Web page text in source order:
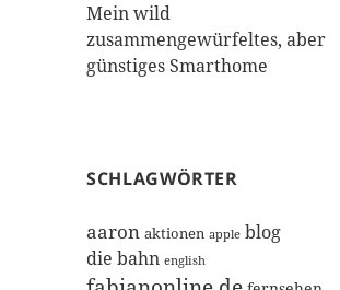
Mein wild
zusammengewürfeltes, aber
günstiges Smarthome
SCHLAGWÖRTER
aaron aktionen apple blog
die bahn english